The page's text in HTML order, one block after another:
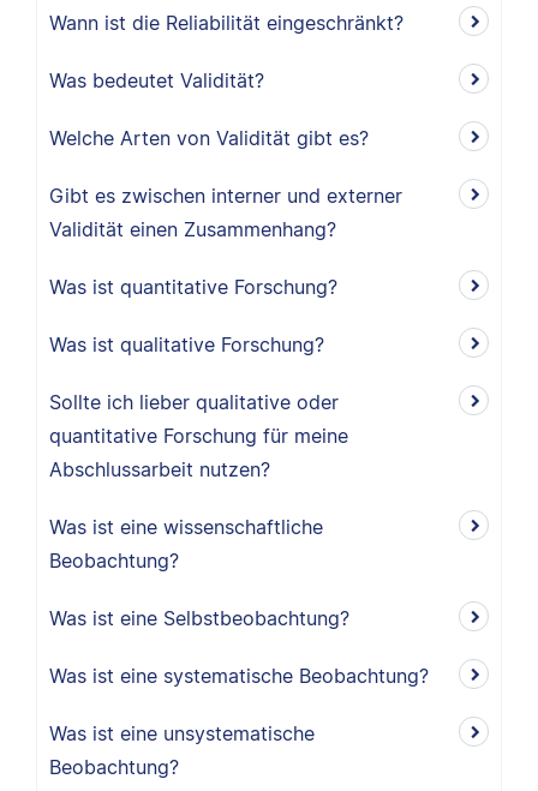
Wann ist die Reliabilität eingeschränkt?
Was bedeutet Validität?
Welche Arten von Validität gibt es?
Gibt es zwischen interner und externer
Validität einen Zusammenhang?
Was ist quantitative Forschung?
Was ist qualitative Forschung?
Sollte ich lieber qualitative oder
quantitative Forschung für meine
Abschlussarbeit nutzen?
Was ist eine wissenschaftliche
Beobachtung?
Was ist eine Selbstbeobachtung?
Was ist eine systematische Beobachtung?
Was ist eine unsystematische
Beobachtung?